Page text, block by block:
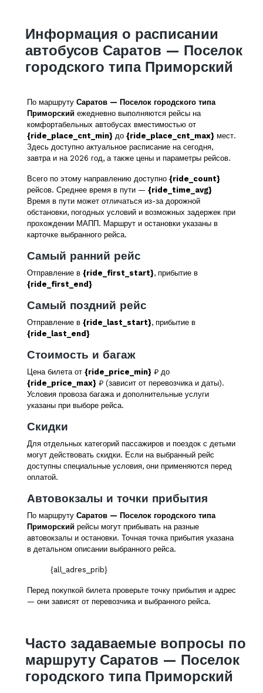
Информация о расписании
автобусов Саратов — Поселок
городского типа Приморский
По маршруту Саратов — Поселок городского типа
Приморский ежедневно выполняются рейсы на
комфортабельных автобусах вместимостью от
{ride_place_cnt_min} до {ride_place_cnt_max} мест.
Здесь доступно актуальное расписание на сегодня,
завтра и на 2026 год, а также цены и параметры рейсов.
Всего по этому направлению доступно {ride_count}
рейсов. Среднее время в пути — {ride_time_avg}
Время в пути может отличаться из-за дорожной
обстановки, погодных условий и возможных задержек при
прохождении МАПП. Маршрут и остановки указаны в
карточке выбранного рейса.
Самый ранний рейс
Отправление в {ride_first_start}, прибытие в
{ride_first_end}
Самый поздний рейс
Отправление в {ride_last_start}, прибытие в
{ride_last_end}
Стоимость и багаж
Цена билета от {ride_price_min} ₽ до
{ride_price_max} ₽ (зависит от перевозчика и даты).
Условия провоза багажа и дополнительные услуги
указаны при выборе рейса.
Скидки
Для отдельных категорий пассажиров и поездок с детьми
могут действовать скидки. Если на выбранный рейс
доступны специальные условия, они применяются перед
оплатой.
Автовокзалы и точки прибытия
По маршруту Саратов — Поселок городского типа
Приморский рейсы могут прибывать на разные
автовокзалы и остановки. Точная точка прибытия указана
в детальном описании выбранного рейса.
{all_adres_prib}
Перед покупкой билета проверьте точку прибытия и адрес
— они зависят от перевозчика и выбранного рейса.
Часто задаваемые вопросы по
маршруту Саратов — Поселок
городского типа Приморский